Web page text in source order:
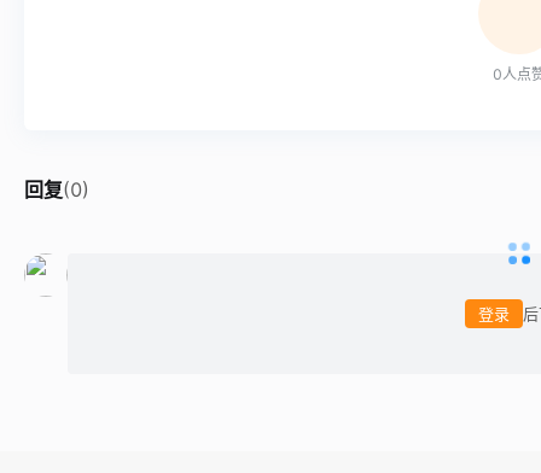
0人点
回复(0)
登录